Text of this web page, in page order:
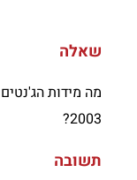
שאלה
מה מידות
2003?
תשובה